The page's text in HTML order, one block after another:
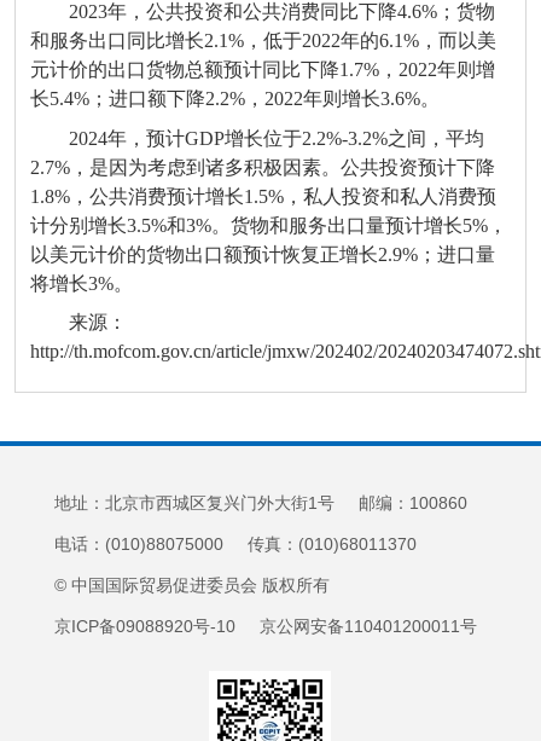
2023年，公共投资和公共消费同比下降4.6%；货物
和服务出口同比增长2.1%，低于2022年的6.1%，而以美
元计价的出口货物总额预计同比下降1.7%，2022年则增
长5.4%；进口额下降2.2%，2022年则增长3.6%。
2024年，预计GDP增长位于2.2%-3.2%之间，平均
2.7%，是因为考虑到诸多积极因素。公共投资预计下降
1.8%，公共消费预计增长1.5%，私人投资和私人消费预
计分别增长3.5%和3%。货物和服务出口量预计增长5%，
以美元计价的货物出口额预计恢复正增长2.9%；进口量
将增长3%。
来源：
http://th.mofcom.gov.cn/article/jmxw/202402/
地址：北京市西城区复兴门外大街1号 邮编：100860
电话：(010)88075000 传真：(010)68011370
© 中国国际贸易促进委员会 版权所有
京ICP备09088920号-10 京公网安备110401200011号